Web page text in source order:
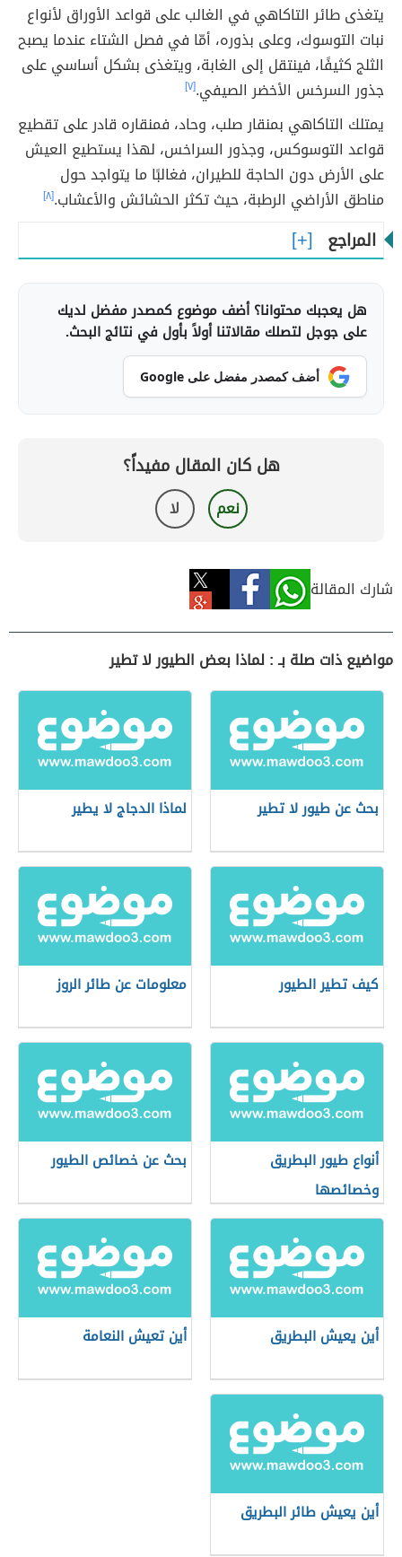
يتغذى طائر التاكاهي في الغالب على قواعد الأوراق لأنواع
نبات التوسوك، وعلى بذوره، أمّا في فصل الشتاء عندما يصبح
الثلج كثيفًا، فينتقل إلى الغابة، ويتغذى بشكل أساسي على
جذور السرخس الأخضر الصيفي.[٧]
يمتلك التاكاهي بمنقار صلب، وحاد، فمنقاره قادر على تقطيع
قواعد التوسوكس، وجذور السراخس، لهذا يستطيع العيش
على الأرض دون الحاجة للطيران، فغالبًا ما يتواجد حول
مناطق الأراضي الرطبة، حيث تكثر الحشائش والأعشاب.[٨]
المراجع
هل يعجبك محتوانا؟ أضف موضوع كمصدر مفضل لديك
على جوجل لتصلك مقالاتنا أولاً بأول في نتائج البحث.
أضف كمصدر مفضل على Google
هل كان المقال مفيداً؟
نعم لا
شارك المقالة
مواضيع ذات صلة بـ : لماذا بعض الطيور لا تطير
بحث عن طيور لا تطير لماذا الدجاج لا يطير
كيف تطير الطيور معلومات عن طائر الروز
أنواع طيور البطريق
وخصائصها
بحث عن خصائص الطيور
أين يعيش البطريق أين تعيش النعامة
أين يعيش طائر البطريق